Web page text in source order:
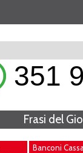
351
Frasi del
Banconi